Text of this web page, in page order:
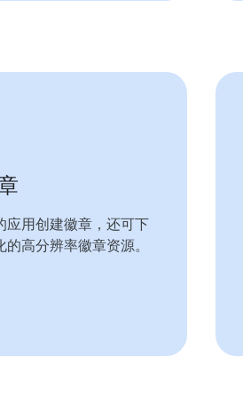
应用创建徽章，还可下
高分辨率徽章资源。